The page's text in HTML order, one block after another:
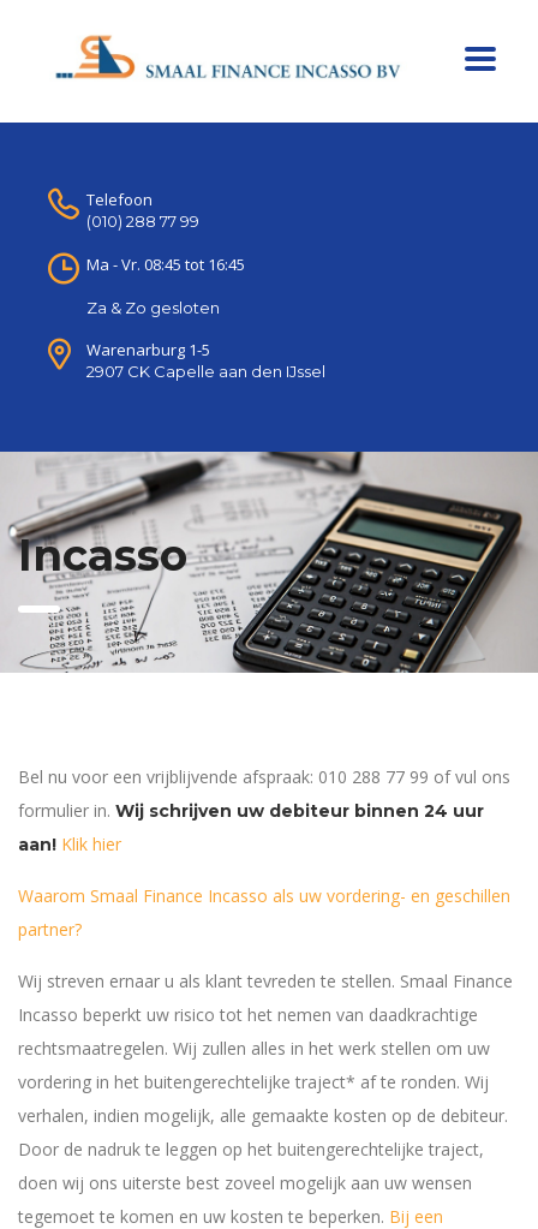
Telefoon
(010) 288 77 99
Ma - Vr. 08:45 tot 16:45
Za & Zo gesloten
Warenarburg 1-5
2907 CK Capelle aan den IJssel
Incasso
Bel nu voor een vrijblijvende afspraak: 010 288 77 99 of vul ons
formulier in. Wij schrijven uw debiteur binnen 24 uur
aan! Klik hier
Waarom Smaal Finance Incasso als uw vordering- en geschillen
partner?
Wij streven ernaar u als klant tevreden te stellen. Smaal Finance
Incasso beperkt uw risico tot het nemen van daadkrachtige
rechtsmaatregelen. Wij zullen alles in het werk stellen om uw
vordering in het buitengerechtelijke traject* af te ronden. Wij
verhalen, indien mogelijk, alle gemaakte kosten op de debiteur.
Door de nadruk te leggen op het buitengerechtelijke traject,
doen wij ons uiterste best zoveel mogelijk aan uw wensen
tegemoet te komen en uw kosten te beperken. Bij een